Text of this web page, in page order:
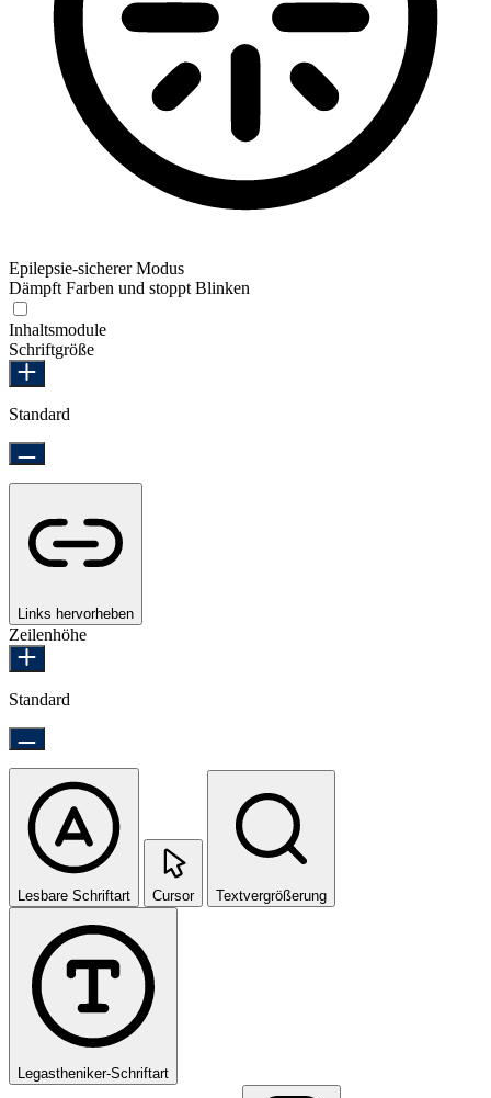
Epilepsie-sicherer Modus
Dämpft Farben und stoppt Blinken
Inhaltsmodule
Schriftgröße
Standard
Links hervorheben
Zeilenhöhe
Standard
Lesbare Schriftart Cursor Textvergrößerung
Legastheniker-Schriftart